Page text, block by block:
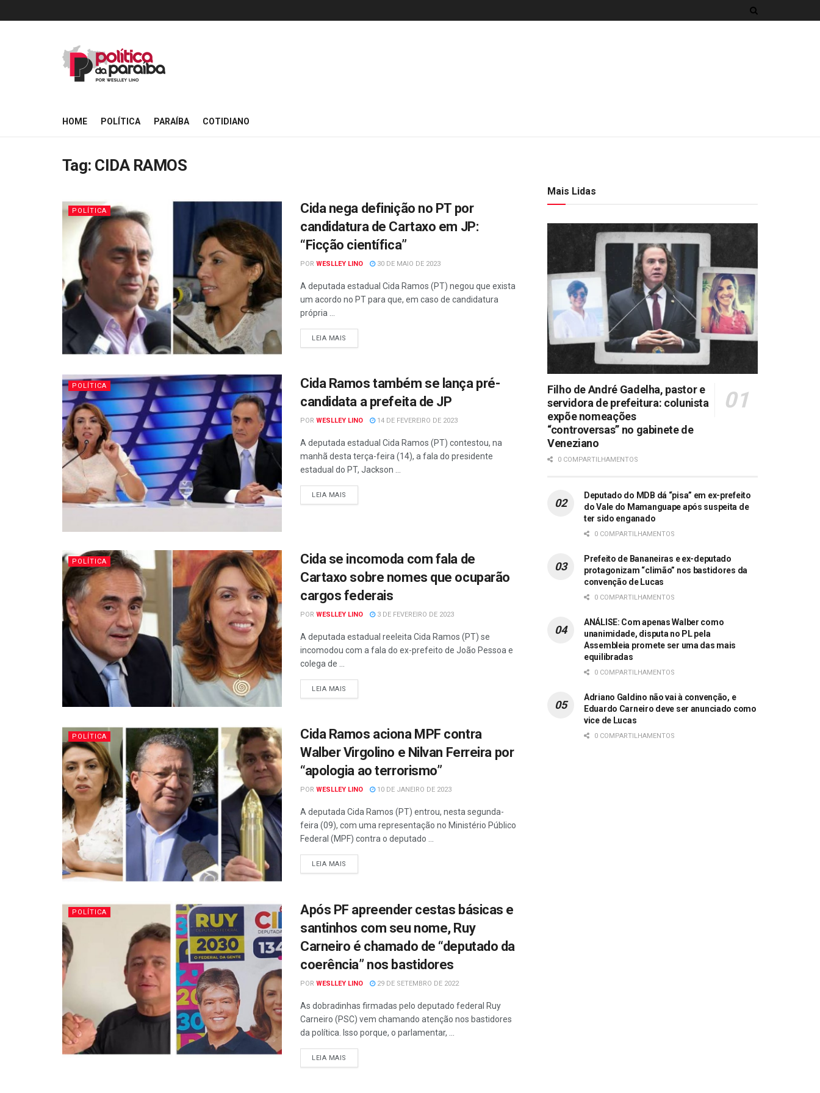
HOME POLÍTICA PARAÍBA COTIDIANO
Tag: CIDA RAMOS
POLÍTICA
Cida nega definição no PT por
candidatura de Cartaxo em JP:
“Ficção científica”
POR WESLLEY LINO 30 DE MAIO DE 2023
A deputada estadual Cida Ramos (PT) negou que exista
um acordo no PT para que, em caso de candidatura
própria ...
LEIA MAIS
POLÍTICA
Cida Ramos também se lança pré-
candidata a prefeita de JP
POR WESLLEY LINO 14 DE FEVEREIRO DE 2023
A deputada estadual Cida Ramos (PT) contestou, na
manhã desta terça-feira (14), a fala do presidente
estadual do PT, Jackson ...
LEIA MAIS
POLÍTICA
Cida se incomoda com fala de
Cartaxo sobre nomes que ocuparão
cargos federais
POR WESLLEY LINO 3 DE FEVEREIRO DE 2023
A deputada estadual reeleita Cida Ramos (PT) se
incomodou com a fala do ex-prefeito de João Pessoa e
colega de ...
LEIA MAIS
POLÍTICA
Cida Ramos aciona MPF contra
Walber Virgolino e Nilvan Ferreira por
“apologia ao terrorismo”
POR WESLLEY LINO 10 DE JANEIRO DE 2023
A deputada Cida Ramos (PT) entrou, nesta segunda-
feira (09), com uma representação no Ministério Público
Federal (MPF) contra o deputado ...
LEIA MAIS
POLÍTICA
Após PF apreender cestas básicas e
santinhos com seu nome, Ruy
Carneiro é chamado de “deputado da
coerência” nos bastidores
POR WESLLEY LINO 29 DE SETEMBRO DE 2022
As dobradinhas firmadas pelo deputado federal Ruy
Carneiro (PSC) vem chamando atenção nos bastidores
da política. Isso porque, o parlamentar, ...
LEIA MAIS
Mais Lidas
Filho de André Gadelha, pastor e
servidora de prefeitura: colunista
expõe nomeações
“controversas” no gabinete de
Veneziano
0 COMPARTILHAMENTOS
Deputado do MDB dá “pisa” em ex-prefeito
do Vale do Mamanguape após suspeita de
ter sido enganado
0 COMPARTILHAMENTOS
Prefeito de Bananeiras e ex-deputado
protagonizam “climão” nos bastidores da
convenção de Lucas
0 COMPARTILHAMENTOS
ANÁLISE: Com apenas Walber como
unanimidade, disputa no PL pela
Assembleia promete ser uma das mais
equilibradas
0 COMPARTILHAMENTOS
Adriano Galdino não vai à convenção, e
Eduardo Carneiro deve ser anunciado como
vice de Lucas
0 COMPARTILHAMENTOS